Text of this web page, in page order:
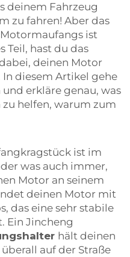
deinem Fahrzeug
zu fahren! Aber das
ist
Teil, hast du das
deinen Motor
In diesem Artikel gehe
erkläre genau, was
zu helfen, warum zum
ist im
was auch immer,
Motor an seinem
deinen Motor mit
das eine sehr stabile
Ein Jincheng
hält deinen
auf der Straße